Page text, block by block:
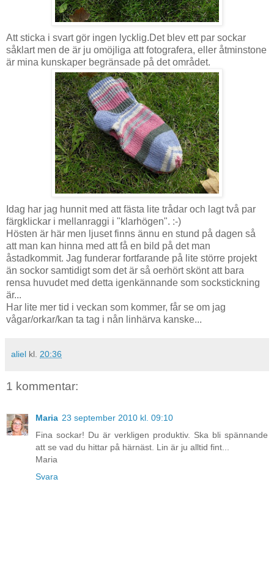
Att sticka i svart gör ingen lycklig.Det blev ett par sockar
såklart men de är ju omöjliga att fotografera, eller åtminstone
är mina kunskaper begränsade på det området.
Idag har jag hunnit med att fästa lite trådar och lagt två par
färgklickar i mellanraggi i "klarhögen". :-)
Hösten är här men ljuset finns ännu en stund på dagen så
att man kan hinna med att få en bild på det man
åstadkommit. Jag funderar fortfarande på lite större projekt
än sockor samtidigt som det är så oerhört skönt att bara
rensa huvudet med detta igenkännande som sockstickning
är...
Har lite mer tid i veckan som kommer, får se om jag
vågar/orkar/kan ta tag i nån linhärva kanske...
aliel kl. 20:36
1 kommentar:
Maria 23 september 2010 kl. 09:10
Fina sockar! Du är verkligen produktiv. Ska bli spännande
att se vad du hittar på härnäst. Lin är ju alltid fint...
Maria
Svara